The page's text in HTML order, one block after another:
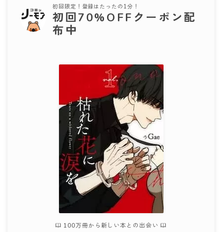
初回限定！登録はたったの1分！
初回70%OFFクーポン配
布中
100万冊から新しい本との出会い